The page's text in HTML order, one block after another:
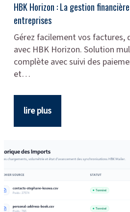
HBK Horizon : La gestion
entreprises
Gérez facilement vos factures,
avec HBK Horizon. Solution
complète avec suivi des
et…
lire plus